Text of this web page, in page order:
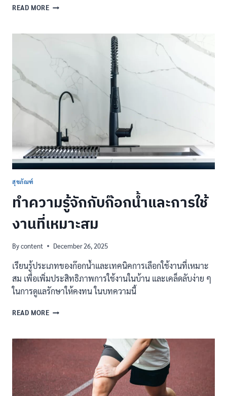
READ MOREการ
วิธี
และ
ความ
ตรวจ
เชื้อ
ไวรัส
สุขภัณฑ์
ทำความรู้จักกับก๊อกน้ำและการใช้
งานที่เหมาะสม
Bycontent December 26, 2025
เรียนรู้ประเภทของก๊อกน้ำและเทคนิคการเลือกใช้งานที่เหมาะ
สม เพื่อเพิ่มประสิทธิภาพการใช้งานในบ้าน และเคล็ดลับง่าย ๆ
ในการดูแลรักษาให้คงทน ในบทความนี้
READ MOREทำความ
ก๊อก
การ
ใช้
งาน